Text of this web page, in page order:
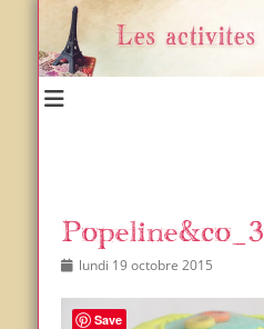
Popeline&co_3
Postedlundi 19 octobre 2015
Save